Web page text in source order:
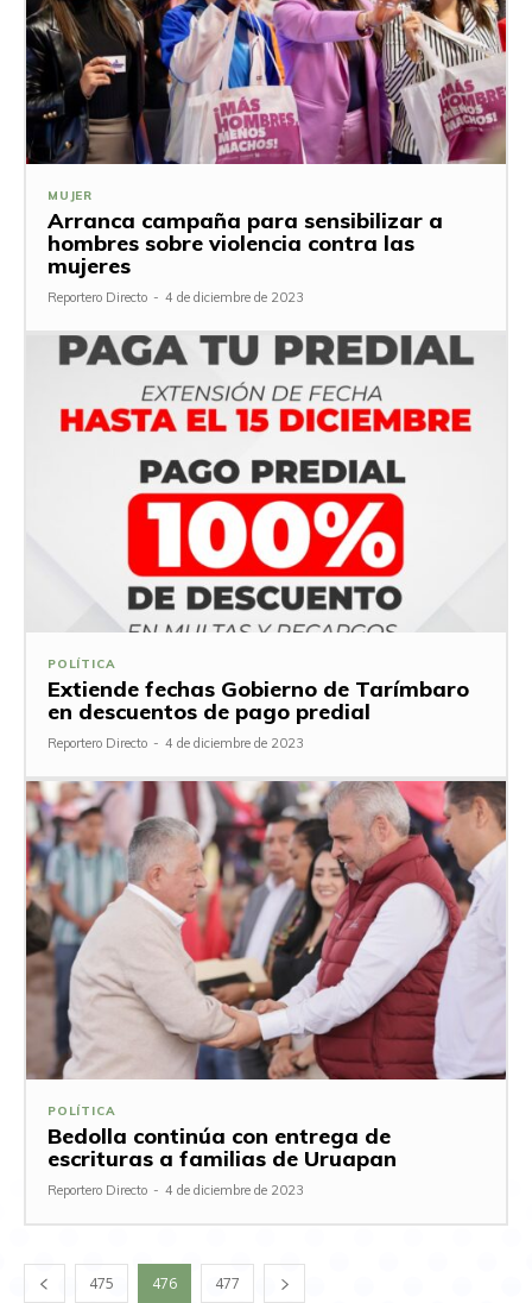
MUJER
Arranca campaña para sensibilizar a
hombres sobre violencia contra las
mujeres
Reportero Directo - 4 de diciembre de 2023
POLÍTICA
Extiende fechas Gobierno de Tarímbaro
en descuentos de pago predial
Reportero Directo - 4 de diciembre de 2023
POLÍTICA
Bedolla continúa con entrega de
escrituras a familias de Uruapan
Reportero Directo - 4 de diciembre de 2023
475 476 477